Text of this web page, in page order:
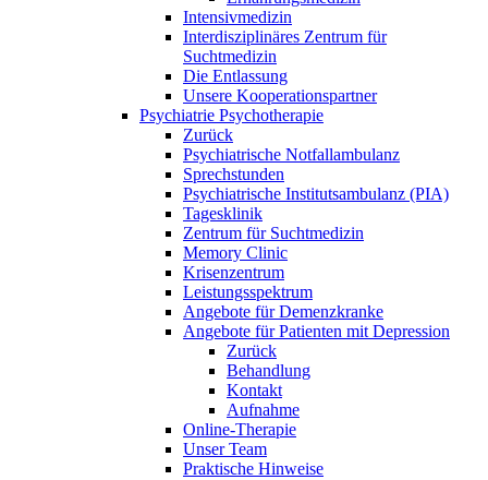
Intensivmedizin
Interdisziplinäres Zentrum für
Suchtmedizin
Die Entlassung
Unsere Kooperationspartner
Psychiatrie Psychotherapie
Zurück
Psychiatrische Notfallambulanz
Sprechstunden
Psychiatrische Institutsambulanz (PIA)
Tagesklinik
Zentrum für Suchtmedizin
Memory Clinic
Krisenzentrum
Leistungsspektrum
Angebote für Demenzkranke
Angebote für Patienten mit Depression
Zurück
Behandlung
Kontakt
Aufnahme
Online-Therapie
Unser Team
Praktische Hinweise